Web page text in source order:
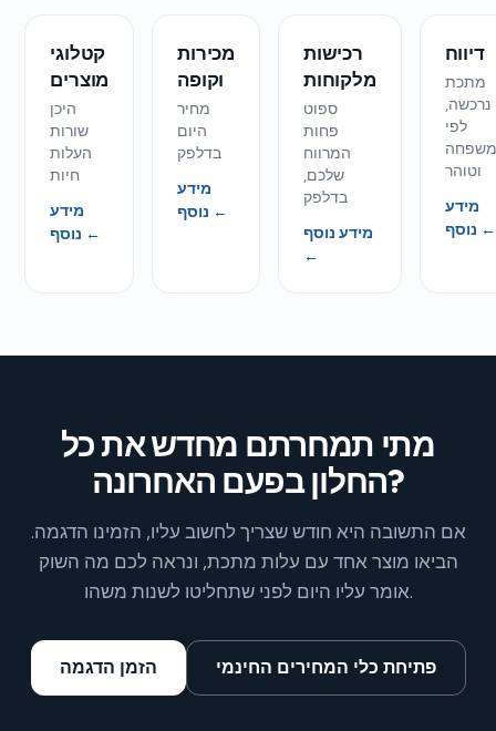
קטלוגי
מוצרים
היכן
שורות
העלות
חיות
מידע
נוסף ←
מכירות
וקופה
מחיר
היום
בדלפק
מידע
נוסף ←
רכישות
מלקוחות
ספוט
פחות
המרווח
שלכם,
בדלפק
מידע נוסף
←
דיווח
מתכת
נרכשה,
לפי
משפחה
וטוהר
מידע
נוסף ←
מתי תמחרתם מחדש את כל
החלון בפעם האחרונה?
אם התשובה היא חודש שצריך לחשוב עליו, הזמינו הדגמה.
הביאו מוצר אחד עם עלות מתכת, ונראה לכם מה השוק
אומר עליו היום לפני שתחליטו לשנות משהו.
הזמן הדגמה פתיחת כלי המחירים החינמי